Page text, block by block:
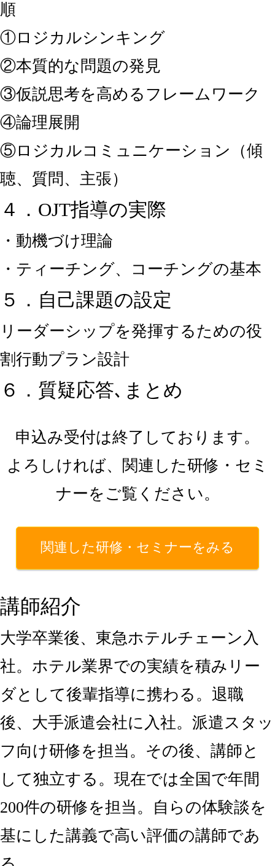
順
①ロジカルシンキング
②本質的な問題の発見
③仮説思考を高めるフレームワーク
④論理展開
⑤ロジカルコミュニケーション（傾
聴、質問、主張）
４．OJT指導の実際
・動機づけ理論
・ティーチング、コーチングの基本
５．自己課題の設定
リーダーシップを発揮するための役
割行動プラン設計
６．質疑応答､まとめ
申込み受付は終了しております。
よろしければ、関連した研修・セミ
ナーをご覧ください。
関連した研修・セミナーをみる
講師紹介
大学卒業後、東急ホテルチェーン入
社。ホテル業界での実績を積みリー
ダとして後輩指導に携わる。 退職
後、大手派遣会社に入社。派遣スタッ
フ向け研修を担当。その後、講師と
して独立する。 現在では全国で年間
200件の研修を担当。自らの体験談を
基にした講義で高い評価の講師であ